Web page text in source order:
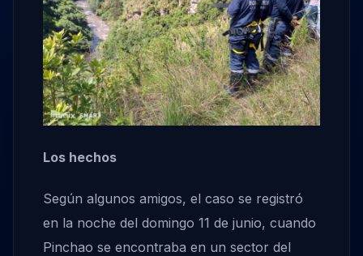
Los hechos
Según algunos amigos, el caso se registró
en la noche del domingo 11 de junio, cuando
Pinchao se encontraba en un sector del